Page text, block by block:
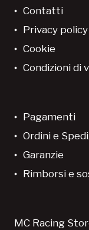
Contatti
Privacy policy
Cookie
Condizioni di
Pagamenti
Ordini e
Garanzie
Rimborsi e
MC Racing